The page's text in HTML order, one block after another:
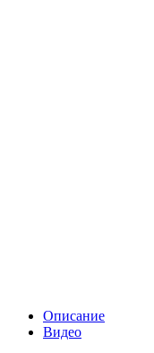
Описание
Видео